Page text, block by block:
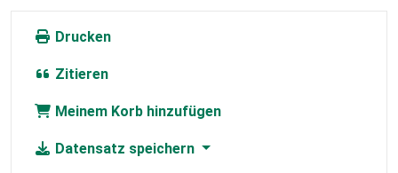
Drucken
Zitieren
Meinem Korb hinzufügen
Datensatz speichern